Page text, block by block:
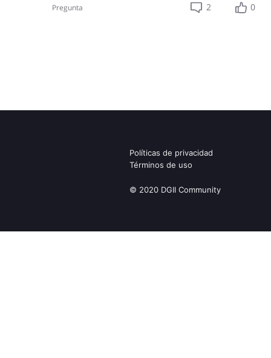
Pregunta
2 0
Políticas de privacidad
Términos de uso
© 2020 DGII Community